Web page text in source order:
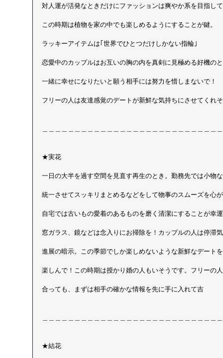
対人運が活発なときだけにファッションは爽やか系を目指し
この時期は植物を家の中でも楽しめるようにすることが鍵。
ラッキーアイテムは｢世界でひとつだけしかない指輪｣
恋愛中のカップルはお互いの胸の内を真剣に見極める好機の
一緒に幸せになりたいと願う相手には努力を惜しまないで！
フリーの人は友達感覚のデートが新鮮な気持ちにさせてくれ
★実花
一日の大半を過す空間を見直す再生のとき。勤務先では小物
統一させてスッキリまとめるなどをして物事のスムーズを心
自宅では古いもの愛着のあるものを磨く清潔にすることが幸
窓ガラス、鏡などは念入りにお掃除を！カップルの人は停滞
進展の暗示。この季節でしか楽しめないような新鮮なデート
楽しんで！この時期は授かり婚の人もいそうです。フリーの
合っても、まずは相手の確かな情報を先に手に入れて吉
★結花